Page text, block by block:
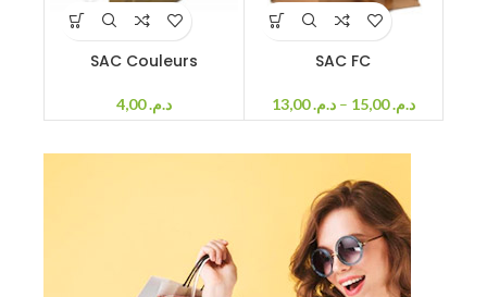
SAC Couleurs
د.م.4,00
SAC FC
د.م.13,00 – د.م.15,00